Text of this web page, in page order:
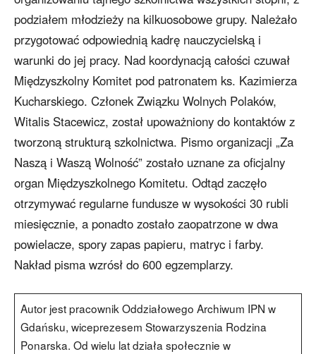
podziałem młodzieży na kilkuosobowe grupy. Należało
przygotować odpowiednią kadrę nauczycielską i
warunki do jej pracy. Nad koordynacją całości czuwał
Międzyszkolny Komitet pod patronatem ks. Kazimierza
Kucharskiego. Członek Związku Wolnych Polaków,
Witalis Stacewicz, został upoważniony do kontaktów z
tworzoną strukturą szkolnictwa. Pismo organizacji „Za
Naszą i Waszą Wolność” zostało uznane za oficjalny
organ Międzyszkolnego Komitetu. Odtąd zaczęło
otrzymywać regularne fundusze w wysokości 30 rubli
miesięcznie, a ponadto zostało zaopatrzone w dwa
powielacze, spory zapas papieru, matryc i farby.
Nakład pisma wzrósł do 600 egzemplarzy.
Autor jest pracownik Oddziałowego Archiwum IPN w
Gdańsku, wiceprezesem Stowarzyszenia Rodzina
Ponarska. Od wielu lat działa społecznie w